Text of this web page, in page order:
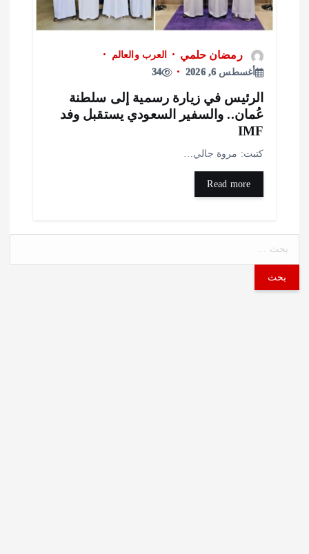
رمضان حلمي
العرب والعالم
أغسطس 6, 2026
34
في زيارة رسمية إلى سلطنة
والسفير السعودي يستقبل وفد
مروة جالي…